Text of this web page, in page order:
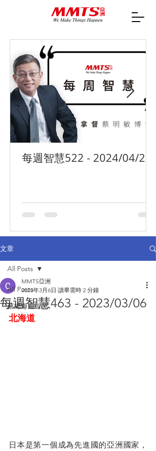
每週智慧522 - 2024/04/29
文章
All Posts
蔡總每週智慧
All Posts
每週智慧463 - 2023/03/06
MMTS亞洲
2023年3月6日 讀畢需時 2 分鐘
北海道
日本是第一個成為先進國的亞洲國家，